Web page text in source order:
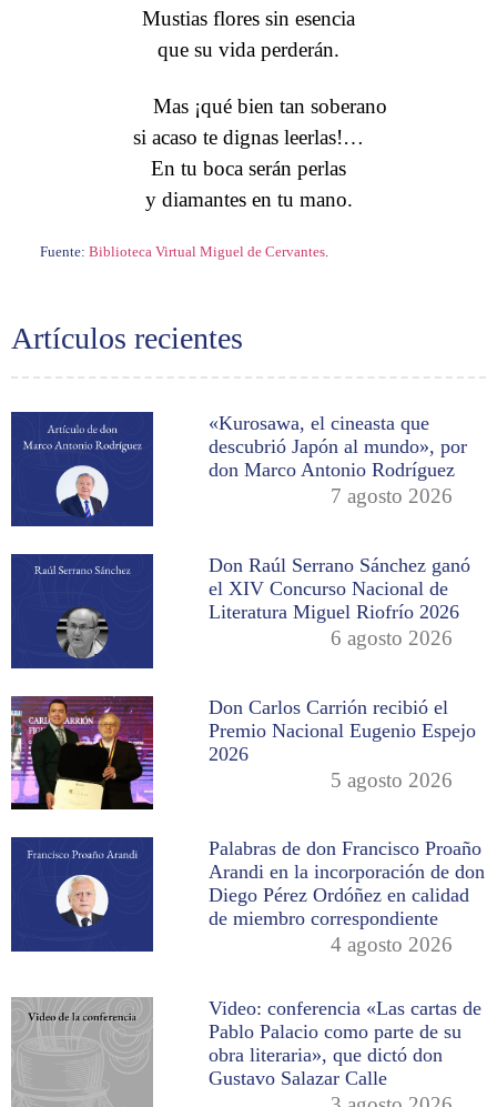
Artículos recientes
«Kurosawa, el cineasta que
descubrió Japón al mundo», por
don Marco Antonio Rodríguez
7 agosto 2026
Don Raúl Serrano Sánchez ganó
el XIV Concurso Nacional de
Literatura Miguel Riofrío 2026
6 agosto 2026
Don Carlos Carrión recibió el
Premio Nacional Eugenio Espejo
2026
5 agosto 2026
Palabras de don Francisco Proaño
Arandi en la incorporación de don
Diego Pérez Ordóñez en calidad
de miembro correspondiente
4 agosto 2026
Video: conferencia «Las cartas de
Pablo Palacio como parte de su
obra literaria», que dictó don
Gustavo Salazar Calle
Mustias flores sin esencia
que su vida perderán.
Mas ¡qué bien tan soberano
si acaso te dignas leerlas!…
En tu boca serán perlas
y diamantes en tu mano.
Fuente: Biblioteca Virtual Miguel de Cervantes